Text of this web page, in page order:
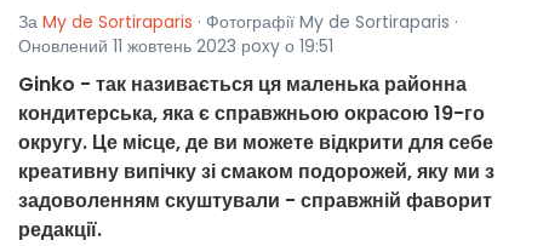
За My de Sortiraparis · Фотографії My de Sortiraparis ·
Оновлений 11 жовтень 2023 рoxy о 19:51
Ginko - так називається ця маленька районна
кондитерська, яка є справжньою окрасою 19-го
округу. Це місце, де ви можете відкрити для себе
креативну випічку зі смаком подорожей, яку ми з
задоволенням скуштували - справжній фаворит
редакції.